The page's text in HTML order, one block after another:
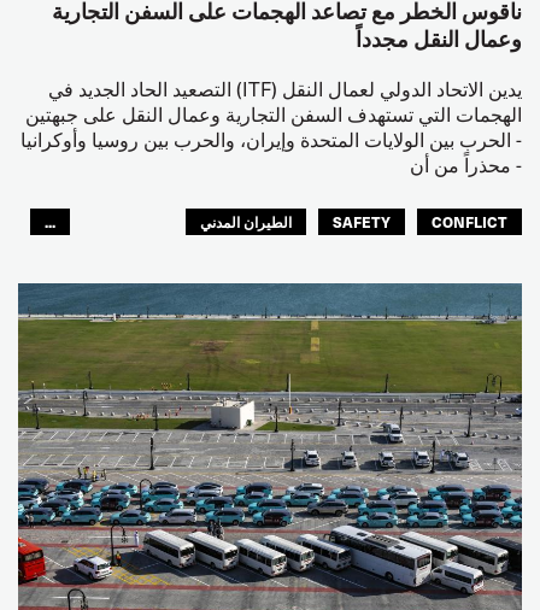
ناقوس الخطر مع تصاعد الهجمات على السفن التجارية
وعمال النقل مجدداً
يدين الاتحاد الدولي لعمال النقل (ITF) التصعيد الحاد الجديد في
الهجمات التي تستهدف السفن التجارية وعمال النقل على جبهتين
- الحرب بين الولايات المتحدة وإيران، والحرب بين روسيا وأوكرانيا
- محذراً من أن
CONFLICT
SAFETY
الطيران المدني
...